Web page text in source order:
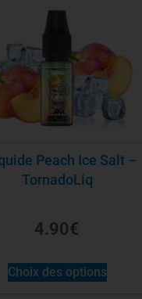
Peach Ice Salt –
TornadoLiq
4.90€
Choix des options